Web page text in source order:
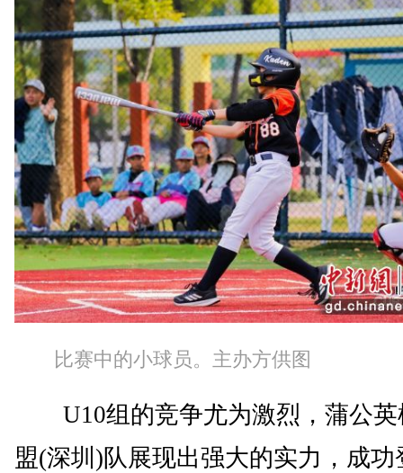
比赛中的小球员。主办方供图
U10组的竞争尤为激烈，蒲公英
盟(深圳)队展现出强大的实力，成功